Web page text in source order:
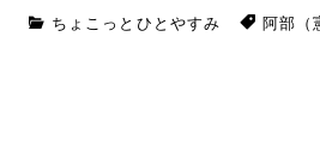
ちょこっとひとやすみ 阿部（